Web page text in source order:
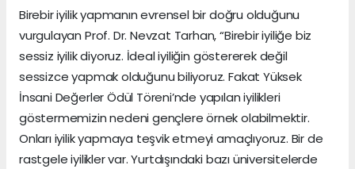
Birebir iyilik yapmanın evrensel bir doğru olduğunu
vurgulayan Prof. Dr. Nevzat Tarhan, “Birebir iyiliğe biz
sessiz iyilik diyoruz. İdeal iyiliğin göstererek değil
sessizce yapmak olduğunu biliyoruz. Fakat Yüksek
İnsani Değerler Ödül Töreni’nde yapılan iyilikleri
göstermemizin nedeni gençlere örnek olabilmektir.
Onları iyilik yapmaya teşvik etmeyi amaçlıyoruz. Bir de
rastgele iyilikler var. Yurtdışındaki bazı üniversitelerde